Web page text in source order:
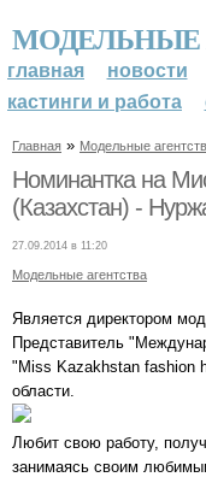
МОДЕЛЬНЫЕ
главная новости
кастинги и работа
Главная » Модельные
Номинантка на
(Казахстан) -
27.09.2014 в 11:20
Модельные агентства
Является директором
Представитель
"Miss Kazakhstan fashion
области.
Любит свою работу,
занимаясь своим